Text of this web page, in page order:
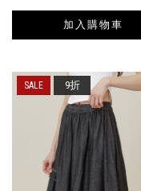
加入購物車
9折